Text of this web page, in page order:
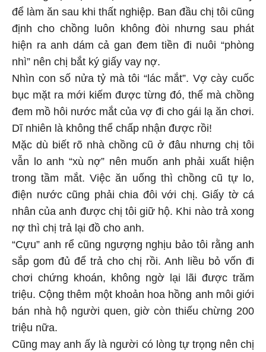
để làm ăn sau khi thất nghiệp. Ban đầu chị tôi cũng
định cho chồng luôn không đòi nhưng sau phát
hiện ra anh dám cả gan đem tiền đi nuôi “phòng
nhì” nên chị bắt ký giấy vay nợ.
Nhìn con số nửa tỷ mà tôi “lác mắt”. Vợ cày cuốc
bục mặt ra mới kiếm được từng đó, thế mà chồng
đem mồ hôi nước mắt của vợ đi cho gái lạ ăn chơi.
Dĩ nhiên là không thể chấp nhận được rồi!
Mặc dù biết rõ nhà chồng cũ ở đâu nhưng chị tôi
vẫn lo anh “xù nợ” nên muốn anh phải xuất hiện
trong tầm mắt. Việc ăn uống thì chồng cũ tự lo,
điện nước cũng phải chia đôi với chị. Giấy tờ cá
nhân của anh được chị tôi giữ hộ. Khi nào trả xong
nợ thì chị trả lại đồ cho anh.
“Cựu” anh rể cũng ngượng nghịu bảo tôi rằng anh
sắp gom đủ để trả cho chị rồi. Anh liều bỏ vốn đi
chơi chứng khoán, không ngờ lại lãi được trăm
triệu. Cộng thêm một khoản hoa hồng anh môi giới
bán nhà hộ người quen, giờ còn thiếu chừng 200
triệu nữa.
Cũng may anh ấy là người có lòng tự trọng nên chị